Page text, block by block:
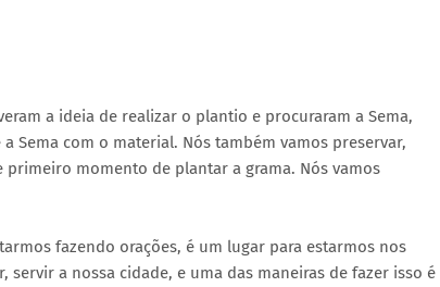
a ideia de realizar o plantio e procuraram a Sema,
Sema com o material. Nós também vamos preservar,
momento de plantar a grama. Nós vamos
fazendo orações, é um lugar para estarmos nos
a nossa cidade, e uma das maneiras de fazer isso é